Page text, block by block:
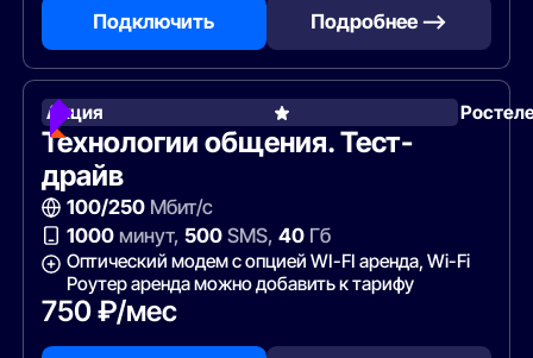
Подключить Подробнее —>
Акция
Технологии общения. Тест-
драйв
100/250Мбит/с
1000минут, 500SMS, 40Гб
Оптический модем с опцией WI-FI аренда, Wi-Fi
Роутер аренда можно добавить к тарифу
750 ₽/мес